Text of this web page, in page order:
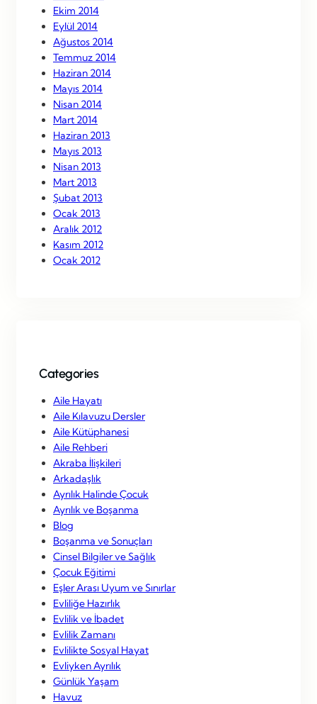
Ekim 2014
Eylül 2014
Ağustos 2014
Temmuz 2014
Haziran 2014
Mayıs 2014
Nisan 2014
Mart 2014
Haziran 2013
Mayıs 2013
Nisan 2013
Mart 2013
Şubat 2013
Ocak 2013
Aralık 2012
Kasım 2012
Ocak 2012
Categories
Aile Hayatı
Aile Kılavuzu Dersler
Aile Kütüphanesi
Aile Rehberi
Akraba İlişkileri
Arkadaşlık
Ayrılık Halinde Çocuk
Ayrılık ve Boşanma
Blog
Boşanma ve Sonuçları
Cinsel Bilgiler ve Sağlık
Çocuk Eğitimi
Eşler Arası Uyum ve Sınırlar
Evliliğe Hazırlık
Evlilik ve İbadet
Evlilik Zamanı
Evlilikte Sosyal Hayat
Evliyken Ayrılık
Günlük Yaşam
Havuz